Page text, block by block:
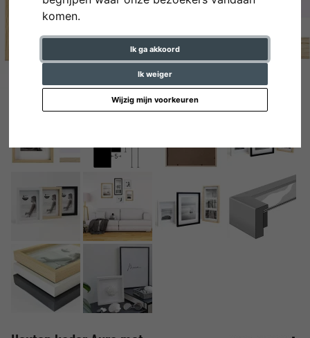
komen.
Ik ga akkoord
Ik weiger
Wijzig mijn voorkeuren